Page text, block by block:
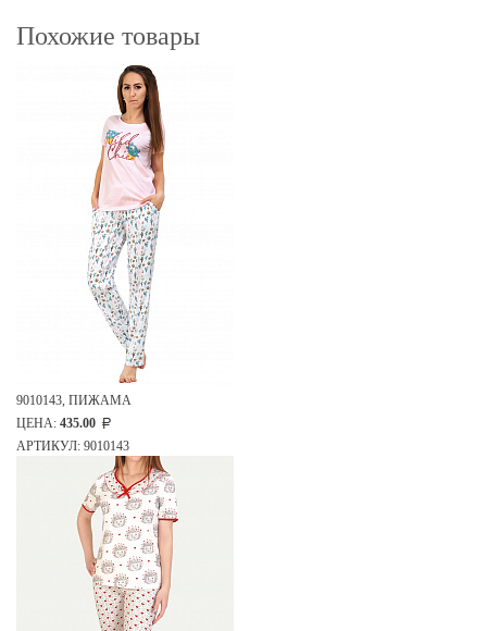
Похожие товары
9010143, ПИЖАМА
ЦЕНА: 435.00
АРТИКУЛ: 9010143